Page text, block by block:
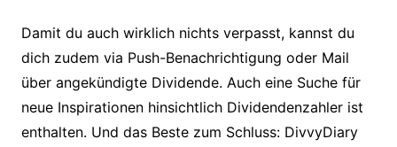
Damit du auch wirklich nichts verpasst, kannst du
dich zudem via Push-Benachrichtigung oder Mail
über angekündigte Dividende. Auch eine Suche für
neue Inspirationen hinsichtlich Dividendenzahler ist
enthalten. Und das Beste zum Schluss: DivvyDiary